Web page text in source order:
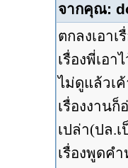
จากคุณ:
ตกลงเอาเ
เรื่องพี่เอ
ไม่ดูแล้วเ
เรื่องงาน
เปล่า(ปล.
เรื่องพูดค